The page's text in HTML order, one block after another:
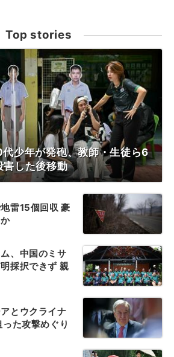
Top stories
少年が発砲、教師・生徒ら6
害した後移動
雷15個回収 豪
、中国のミサ
採択できず 親
とウクライナ
た攻撃めぐり